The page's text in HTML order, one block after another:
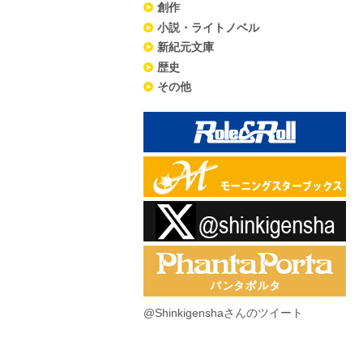
創作
小説・ライトノベル
新紀元文庫
歴史
その他
@Shinkigenshaさんのツイート